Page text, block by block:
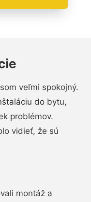
veľmi spokojný.
do bytu,
problémov.
vidieť, že sú
montáž a